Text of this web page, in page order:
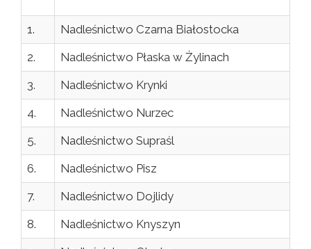
1.
Nadleśnictwo Czarna Białostocka
2.
Nadleśnictwo Płaska w Żylinach
3.
Nadleśnictwo Krynki
4.
Nadleśnictwo Nurzec
5.
Nadleśnictwo Supraśl
6.
Nadleśnictwo Pisz
7.
Nadleśnictwo Dojlidy
8.
Nadleśnictwo Knyszyn